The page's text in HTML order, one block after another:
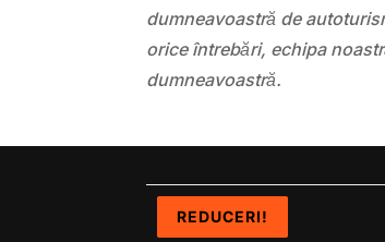
dumneavoastră de
orice întrebări, echipa
dumneavoastră.
REDUCERI!
REDUCERI!
REDUCERI!
REDUCERI!